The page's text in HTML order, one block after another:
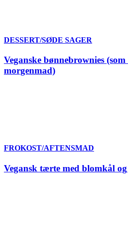
DESSERT/SØDE SAGER
Veganske bønnebrownies
morgenmad)
FROKOST/AFTENSMAD
Vegansk tærte med blomkål